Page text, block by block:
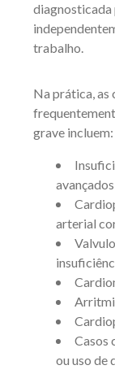
diagnosticada
trabalho.
Na prática, as
grave incluem:
arterial
Casos
ou uso de